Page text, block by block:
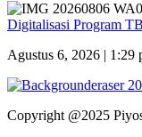
Digitalisasi Program
Agustus 6, 2026 | 1:29
Copyright @2025